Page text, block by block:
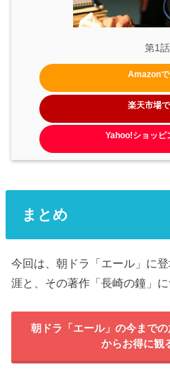
第1話
Amazonで
楽天市場
Yahoo!ショッピ
まとめ
今回は、朝ドラ「エール」に
涯と、その著作「長崎の鐘」に
朝ドラ「エール」の今まで
からお得に観